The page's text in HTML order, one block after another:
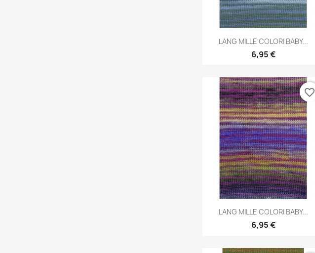
Aperçu rapide
LANG MILLE COLORI BABY...
6,95 €
Aperçu rapide
LANG MILLE COLORI BABY...
6,95 €
favorite_border